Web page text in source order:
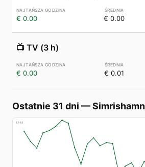
€ 0.00 € 0.00
📺 TV (3 h)
€ 0.00 € 0.01
Ostatnie 31 dni —Simrishamn
€148